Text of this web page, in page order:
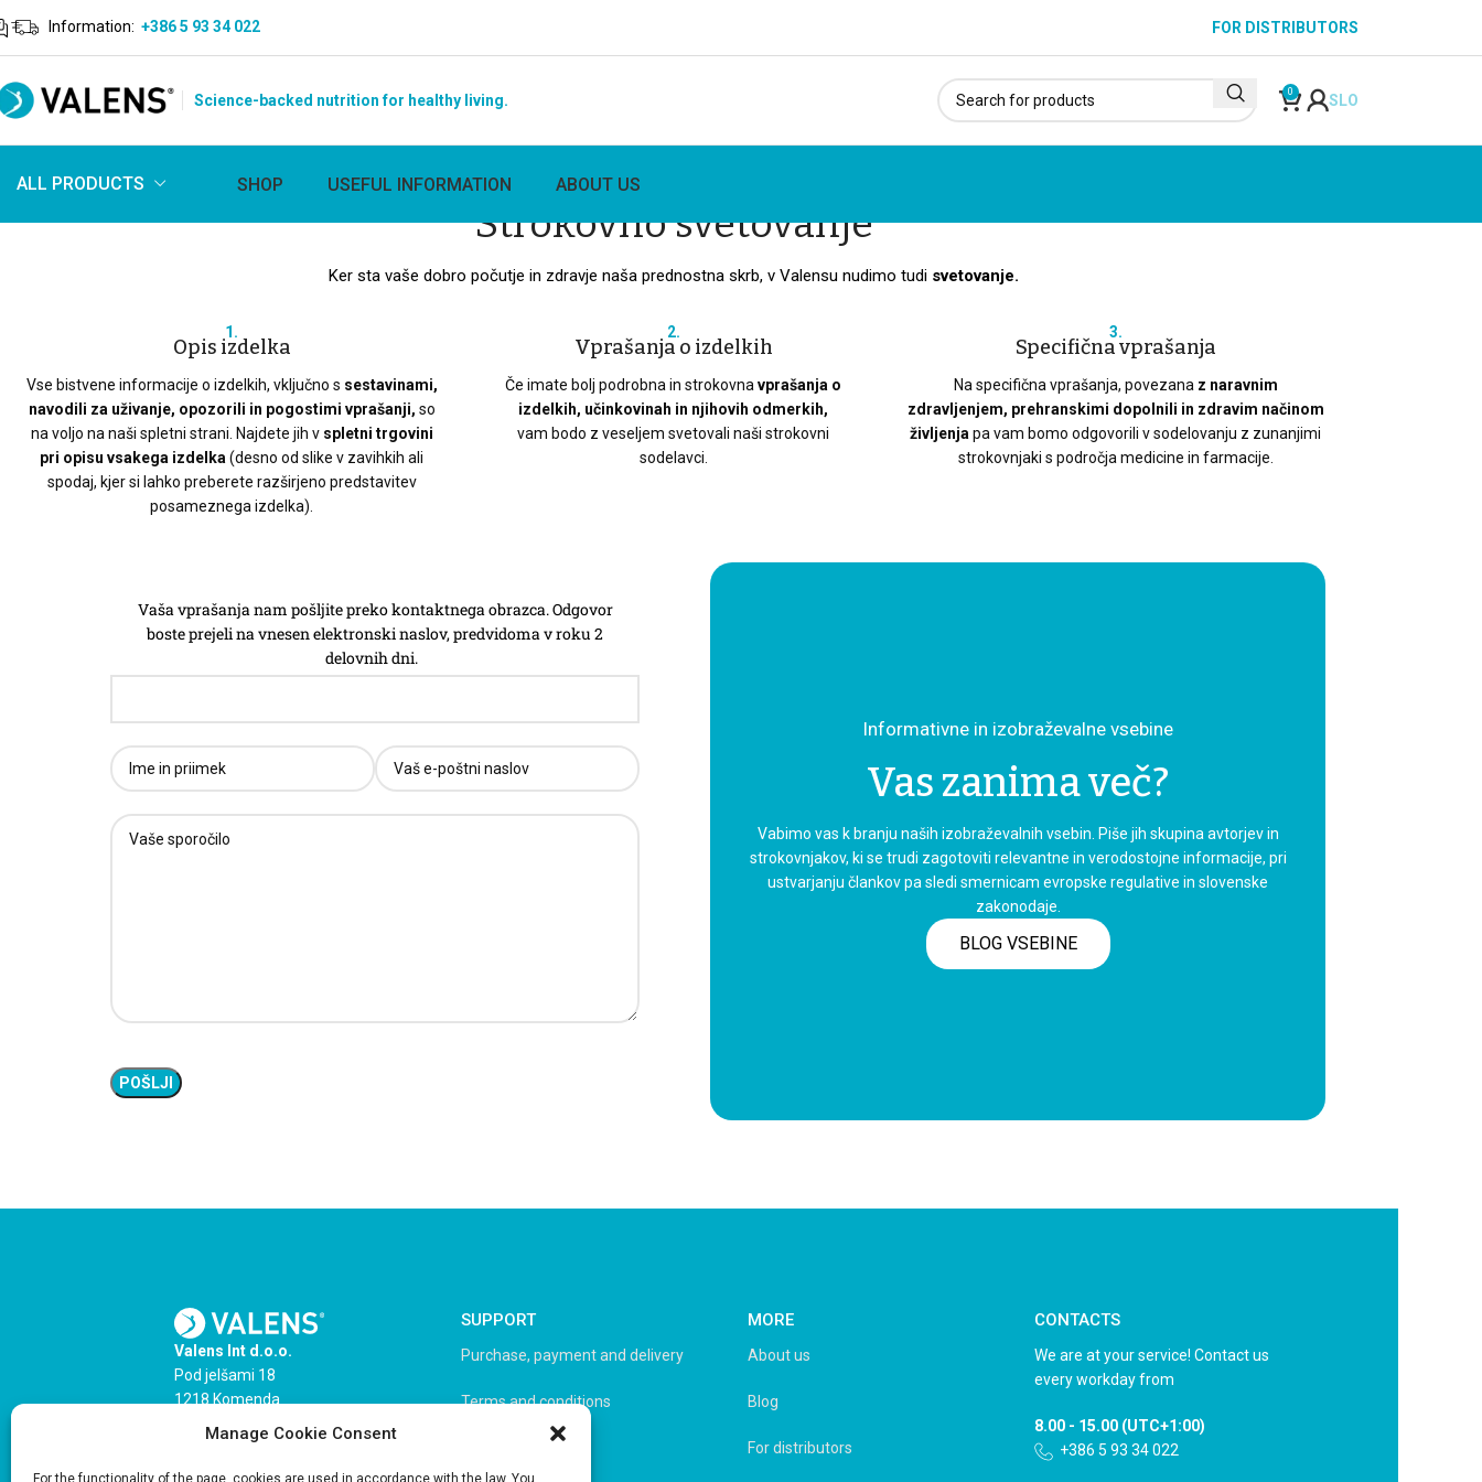
Manage Cookie Consent
For the functionality of the page, cookies are used in accordance with the law. You
Information: +386 5 93 34 022 FOR DISTRIBUTORS
Science-backed nutrition for healthy living. 0 SLO
ALL PRODUCTS SHOP USEFUL INFORMATION ABOUT US
Strokovno svetovanje
Ker sta vaše dobro počutje in zdravje naša prednostna skrb, v Valensu nudimo tudi svetovanje.
1.
Opis izdelka
Vse bistvene informacije o izdelkih, vključno s sestavinami,
navodili za uživanje, opozorili in pogostimi vprašanji, so
na voljo na naši spletni strani. Najdete jih v spletni trgovini
pri opisu vsakega izdelka (desno od slike v zavihkih ali
spodaj, kjer si lahko preberete razširjeno predstavitev
posameznega izdelka).
2.
Vprašanja o izdelkih
Če imate bolj podrobna in strokovna vprašanja o
izdelkih, učinkovinah in njihovih odmerkih,
vam bodo z veseljem svetovali naši strokovni
sodelavci.
3.
Specifična vprašanja
Na specifična vprašanja, povezana z naravnim
zdravljenjem, prehranskimi dopolnili in zdravim načinom
življenja pa vam bomo odgovorili v sodelovanju z zunanjimi
strokovnjaki s področja medicine in farmacije.
Vaša vprašanja nam pošljite preko kontaktnega obrazca. Odgovor
boste prejeli na vnesen elektronski naslov, predvidoma v roku 2
delovnih dni.
Informativne in izobraževalne vsebine
Vas zanima več?
Vabimo vas k branju naših izobraževalnih vsebin. Piše jih skupina avtorjev in
strokovnjakov, ki se trudi zagotoviti relevantne in verodostojne informacije, pri
ustvarjanju člankov pa sledi smernicam evropske regulative in slovenske
zakonodaje.
BLOG VSEBINE
Valens Int d.o.o.
Pod jelšami 18
1218 Komenda
Slovenia
SUPPORT
Purchase, payment and delivery
Terms and conditions
MORE
About us
Blog
For distributors
CONTACTS
We are at your service! Contact us
every workday from
8.00 - 15.00 (UTC+1:00)
+386 5 93 34 022